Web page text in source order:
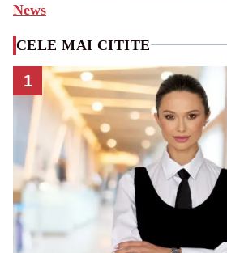
News
CELE MAI CITITE
1